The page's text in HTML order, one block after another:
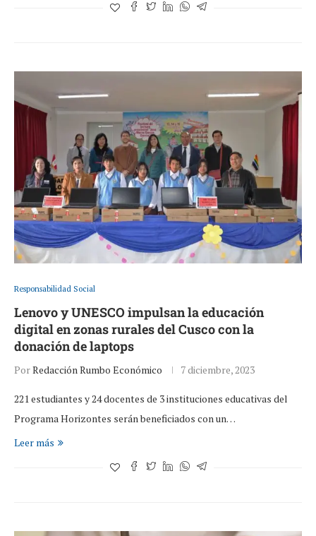
Responsabilidad Social
Lenovo y UNESCO impulsan la educación
digital en zonas rurales del Cusco con la
donación de laptops
PorRedacción Rumbo Económico 7 diciembre, 2023
221 estudiantes y 24 docentes de 3 instituciones educativas del
Programa Horizontes serán beneficiados con un…
Leer más